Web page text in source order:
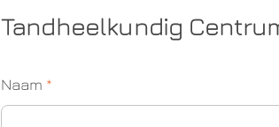
Tandheelkundig
Naam *